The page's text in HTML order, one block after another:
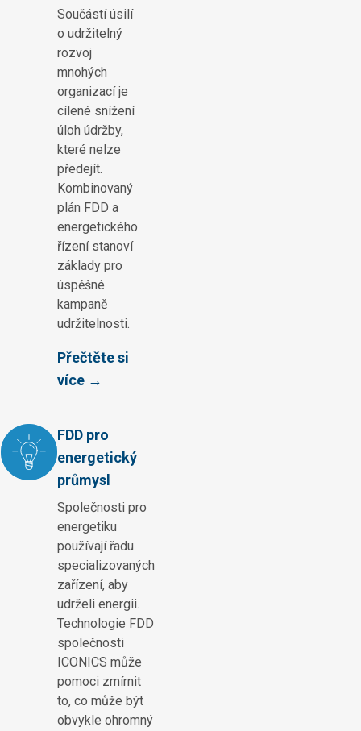
Součástí úsilí
o udržitelný
rozvoj
mnohých
organizací je
cílené snížení
úloh údržby,
které nelze
předejít.
Kombinovaný
plán FDD a
energetického
řízení stanoví
základy pro
úspěšné
kampaně
udržitelnosti.
Přečtěte si
více →
FDD pro
energetický
průmysl
Společnosti pro
energetiku
používají řadu
specializovaných
zařízení, aby
udrželi energii.
Technologie FDD
společnosti
ICONICS může
pomoci zmírnit
to, co může být
obvykle ohromný